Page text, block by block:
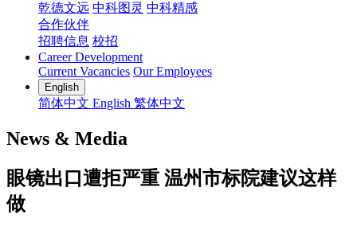
乾德文远 中科图灵 中科精感
合作伙伴
招聘信息 校招
Career Development
Current Vacancies Our Employees
English
简体中文 English 繁体中文
News & Media
眼镜出口遭拒严重 温州市标院建议这样
做